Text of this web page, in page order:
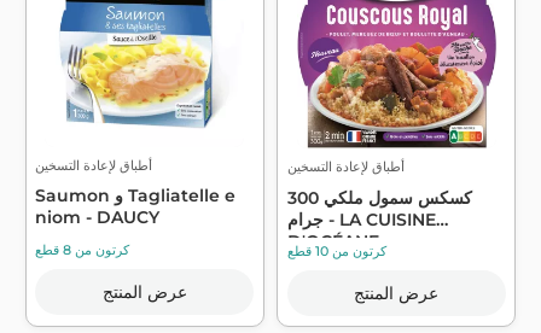
أطباق لإعادة التسخين
Saumon و Tagliatelle e
niom - DAUCY
كرتون من 8 قطع
عرض المنتج
أطباق لإعادة التسخين
كسكس سمول ملكي 300
جرام - LA CUISINE
D'OCÉANE
كرتون من 10 قطع
عرض المنتج